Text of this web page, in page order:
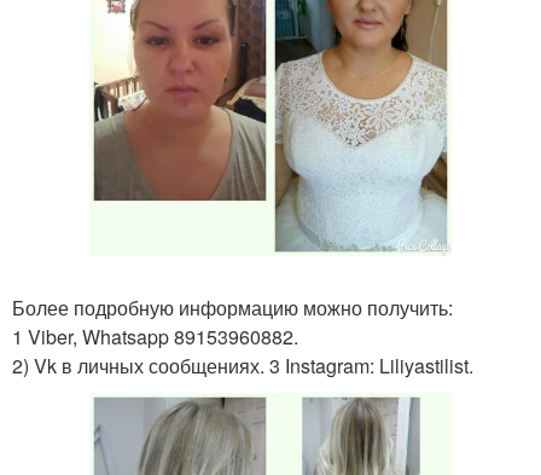
Более подробную информацию можно получить:
1 Viber, Whatsapp 89153960882.
2) Vk в личных сообщениях. 3 Instagram: Liliyastilist.